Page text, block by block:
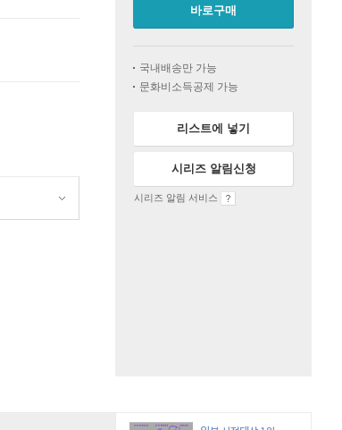
바로구매
국내배송만 가능
문화비소득공제 가능
리스트에 넣기
시리즈 알림신청
시리즈 알림 서비스